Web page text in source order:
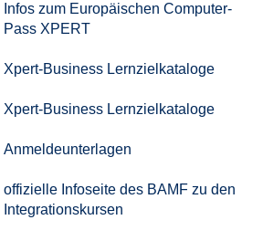
Infos zum Europäischen Computer-
Pass XPERT
Xpert-Business Lernzielkataloge
Xpert-Business Lernzielkataloge
Anmeldeunterlagen
offizielle Infoseite des BAMF zu den
Integrationskursen